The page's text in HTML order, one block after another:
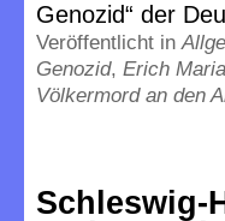
Genozid“ der
Veröffentlicht in
Genozid, Erich
Völkermord an den
Schleswig-